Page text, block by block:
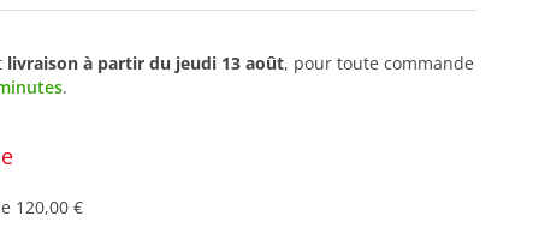
livraison à partir du jeudi 13 août, pour toute commande
.
120,00 €